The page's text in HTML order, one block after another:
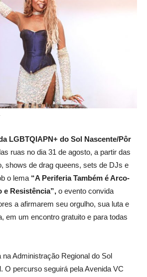
LGBTQIAPN+ do Sol Nascente/Pôr
ruas no dia 31 de agosto, a partir das
shows de drag queens, sets de DJs e
o lema “A Periferia Também é Arco-
e Resistência”, o evento convida
a afirmarem seu orgulho, sua luta e
em um encontro gratuito e para todas
Administração Regional do Sol
O percurso seguirá pela Avenida VC